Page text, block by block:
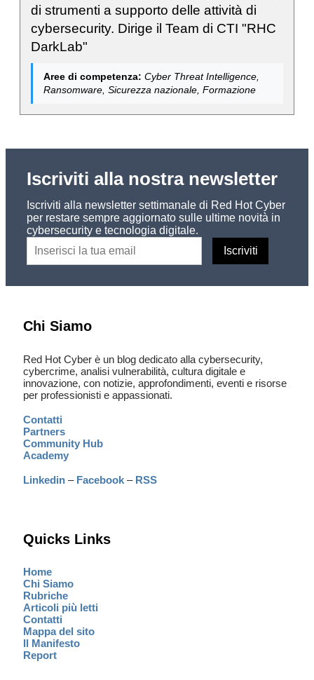
di strumenti a supporto delle attività di
cybersecurity. Dirige il Team di CTI "RHC
DarkLab"
Aree di competenza: Cyber Threat Intelligence,
Ransomware, Sicurezza nazionale, Formazione
Iscriviti alla nostra newsletter
Iscriviti alla newsletter settimanale di Red Hot Cyber
per restare sempre aggiornato sulle ultime novità in
cybersecurity e tecnologia digitale.
Chi Siamo
Red Hot Cyber è un blog dedicato alla cybersecurity,
cybercrime, analisi vulnerabilità, cultura digitale e
innovazione, con notizie, approfondimenti, eventi e risorse
per professionisti e appassionati.
Contatti
Partners
Community Hub
Academy
Linkedin – Facebook – RSS
Quicks Links
Home
Chi Siamo
Rubriche
Articoli più letti
Contatti
Mappa del sito
Il Manifesto
Report